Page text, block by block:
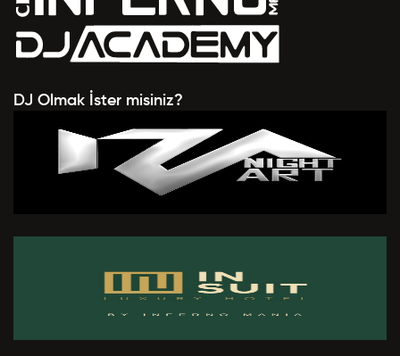
DJ Olmak İster misiniz?